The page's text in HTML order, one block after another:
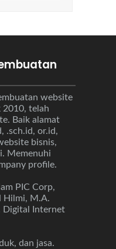
website
2010, telah
Baik alamat
.sch.id, or.id,
bisnis,
Memenuhi
profile.
PIC Corp,
Hilmi, M.A.
Digital Internet
dan jasa.